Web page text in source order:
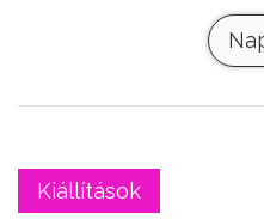
Kiállítások